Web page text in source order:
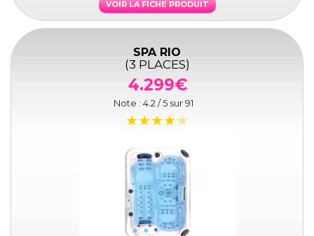
VOIR LA FICHE PRODUIT
SPA RIO
(3 PLACES)
4.299€
Note : 4.2 / 5 sur91